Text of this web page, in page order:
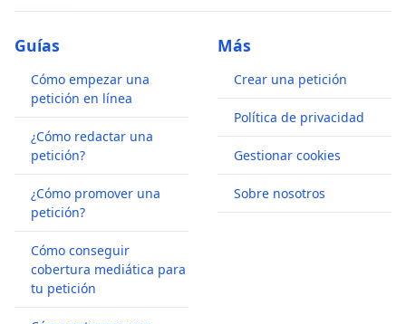
Guías
Cómo empezar una
petición en línea
¿Cómo redactar una
petición?
¿Cómo promover una
petición?
Cómo conseguir
cobertura mediática para
tu petición
Más
Crear una petición
Política de privacidad
Gestionar cookies
Sobre nosotros